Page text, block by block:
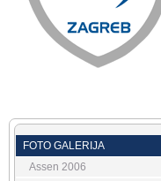
FOTO GALERIJA
Assen 2006